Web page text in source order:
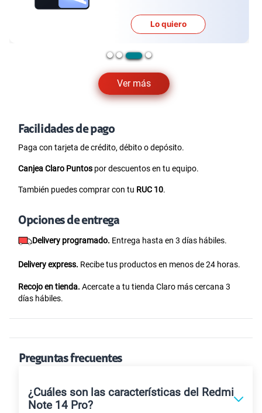
Ver más
Lo quiero
Facilidades de pago
Paga con tarjeta de crédito, débito o depósito.
Canjea Claro Puntos por descuentos en tu equipo.
También puedes comprar con tu RUC 10.
Opciones de entrega
Delivery programado. Entrega hasta en 3 días hábiles.
Delivery express. Recibe tus productos en menos de 24 horas.
Recojo en tienda. Acercate a tu tienda Claro más cercana 3
días hábiles.
Preguntas frecuentes
¿Cuáles son las características del Redmi
Note 14 Pro?